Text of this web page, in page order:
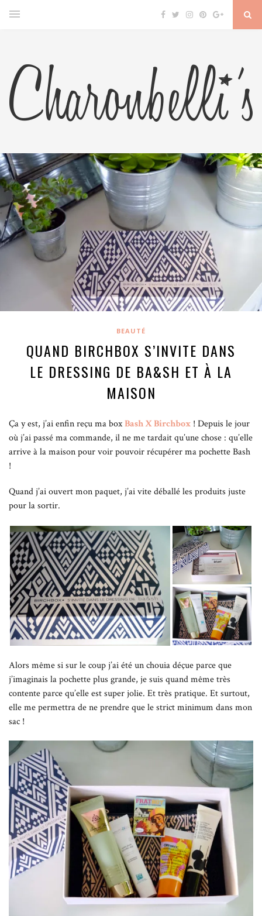
BEAUTÉ
QUAND BIRCHBOX S’INVITE DANS
LE DRESSING DE BA&SH ET À LA
MAISON
Ça y est, j’ai enfin reçu ma boxBash X Birchbox ! Depuis le jour
où j’ai passé ma commande, il ne me tardait qu’une chose : qu’elle
arrive à la maison pour voir pouvoir récupérer ma pochette Bash
!
Quand j’ai ouvert mon paquet, j’ai vite déballé les produits juste
pour la sortir.
Alors même si sur le coup j’ai été un chouia déçue parce que
j’imaginais la pochette plus grande, je suis quand même très
contente parce qu’elle est super jolie. Et très pratique. Et surtout,
elle me permettra de ne prendre que le strict minimum dans mon
sac !